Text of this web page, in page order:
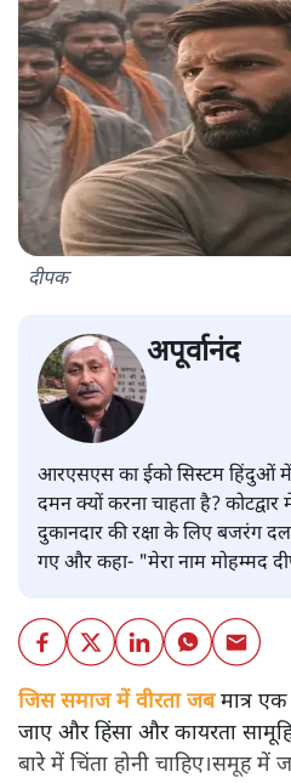
दीपक
अपूर्वानंद
आरएसएस का ईको सिस्टम हिंदुओं में
दमन क्यों करना चाहता है?
दुकानदार की रक्षा के लिए बजरंग
गए और कहा- "मेरा नाम मोहम्मद
जिस समाज में वीरता जबमात्र
जाए और हिंसा और कायरता
बारे में चिंता होनी चाहिए।समूह में